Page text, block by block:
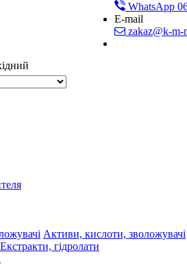
WhatsApp
E-mail
zakaz@k-m-
Активи, кислоти, зволожувачі
Екстракти, гідролати